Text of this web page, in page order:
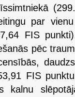
par
FIS
pēc
FIS
kalnu